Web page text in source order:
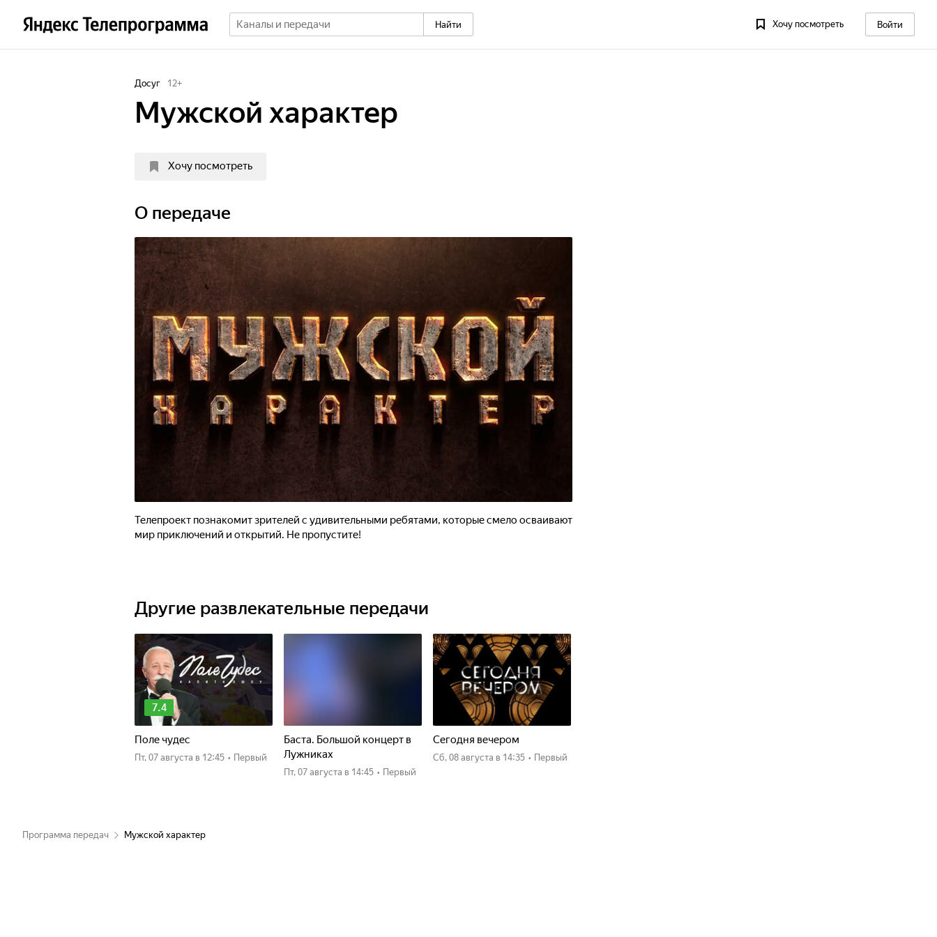
Найти Хочу посмотреть Войти
Досуг 12+
Мужской характер
Хочу посмотреть
О передаче
Телепроект познакомит зрителей с удивительными ребятами, которые смело осваивают
мир приключений и открытий. Не пропустите!
Другие развлекательные передачи
7.4
Поле чудес
пт, 07 августа в 12:45 • Первый
Баста. Большой концерт в
Лужниках
пт, 07 августа в 14:45 • Первый
Сегодня вечером
сб, 08 августа в 14:35 • Первый
Программа передач Мужской характер